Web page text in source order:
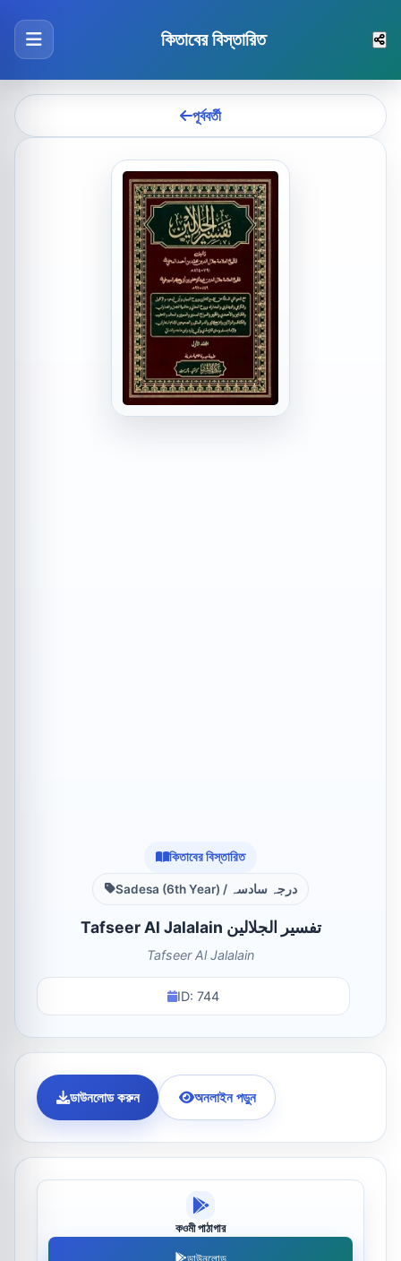
কিতাবের বিস্তারিত
পূর্ববর্তী
কিতাবের বিস্তারিত
Sadesa (6th Year) / درجہ سادسہ
Tafseer Al Jalalain تفسیر الجلالین
Tafseer Al Jalalain
ID: 744
ডাউনলোড করুন অনলাইন পড়ুন
কওমী পাঠাগার